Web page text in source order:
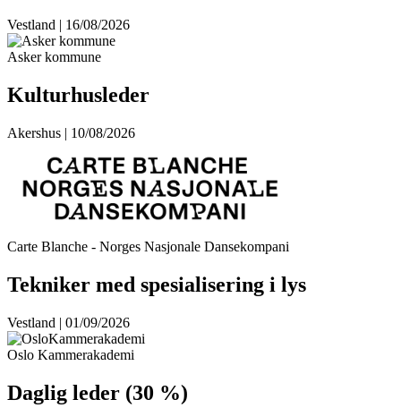
Vestland | 16/08/2026
Asker kommune
Kulturhusleder
Akershus | 10/08/2026
Carte Blanche - Norges Nasjonale Dansekompani
Tekniker med spesialisering i lys
Vestland | 01/09/2026
Oslo Kammerakademi
Daglig leder (30 %)